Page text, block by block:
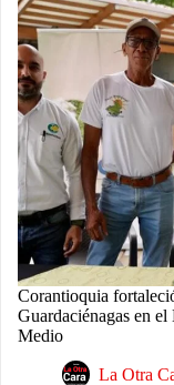
Corantioquia
Guardaciénagas en el
Medio
La Otra